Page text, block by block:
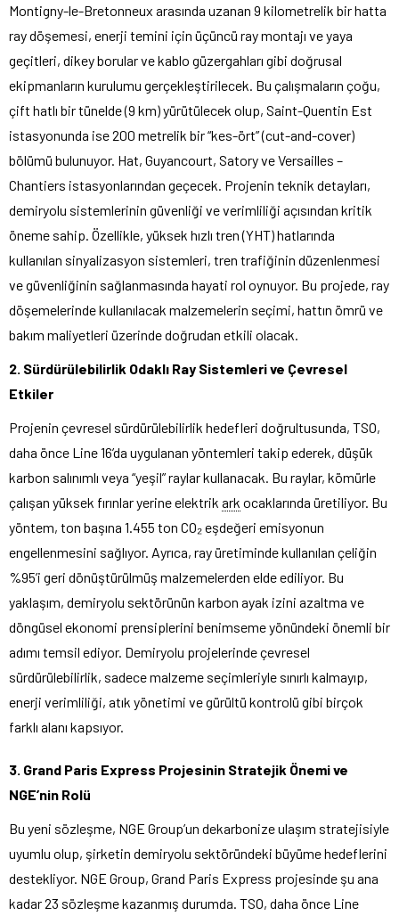
Montigny-le-Bretonneux arasında uzanan 9 kilometrelik bir hatta
ray döşemesi, enerji temini için üçüncü ray montajı ve yaya
geçitleri, dikey borular ve kablo güzergahları gibi doğrusal
ekipmanların kurulumu gerçekleştirilecek. Bu çalışmaların çoğu,
çift hatlı bir tünelde (9 km) yürütülecek olup, Saint-Quentin Est
istasyonunda ise 200 metrelik bir “kes-ört” (cut-and-cover)
bölümü bulunuyor. Hat, Guyancourt, Satory ve Versailles –
Chantiers istasyonlarından geçecek. Projenin teknik detayları,
demiryolu sistemlerinin güvenliği ve verimliliği açısından kritik
öneme sahip. Özellikle, yüksek hızlı tren (YHT) hatlarında
kullanılan sinyalizasyon sistemleri, tren trafiğinin düzenlenmesi
ve güvenliğinin sağlanmasında hayati rol oynuyor. Bu projede, ray
döşemelerinde kullanılacak malzemelerin seçimi, hattın ömrü ve
bakım maliyetleri üzerinde doğrudan etkili olacak.
2. Sürdürülebilirlik Odaklı Ray Sistemleri ve Çevresel
Etkiler
Projenin çevresel sürdürülebilirlik hedefleri doğrultusunda, TSO,
daha önce Line 16’da uygulanan yöntemleri takip ederek, düşük
karbon salınımlı veya “yeşil” raylar kullanacak. Bu raylar, kömürle
çalışan yüksek fırınlar yerine elektrik ark ocaklarında üretiliyor. Bu
yöntem, ton başına 1.455 ton CO₂ eşdeğeri emisyonun
engellenmesini sağlıyor. Ayrıca, ray üretiminde kullanılan çeliğin
%95’i geri dönüştürülmüş malzemelerden elde ediliyor. Bu
yaklaşım, demiryolu sektörünün karbon ayak izini azaltma ve
döngüsel ekonomi prensiplerini benimseme yönündeki önemli bir
adımı temsil ediyor. Demiryolu projelerinde çevresel
sürdürülebilirlik, sadece malzeme seçimleriyle sınırlı kalmayıp,
enerji verimliliği, atık yönetimi ve gürültü kontrolü gibi birçok
farklı alanı kapsıyor.
3. Grand Paris Express Projesinin Stratejik Önemi ve
NGE’nin Rolü
Bu yeni sözleşme, NGE Group’un dekarbonize ulaşım stratejisiyle
uyumlu olup, şirketin demiryolu sektöründeki büyüme hedeflerini
destekliyor. NGE Group, Grand Paris Express projesinde şu ana
kadar 23 sözleşme kazanmış durumda. TSO, daha önce Line